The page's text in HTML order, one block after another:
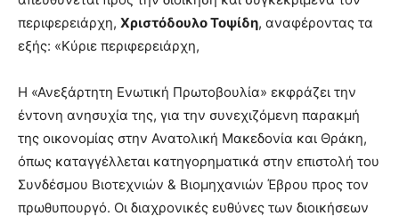
περιφερειάρχη, Χριστόδουλο Τοψίδη, αναφέροντας τα
εξής: «Κύριε περιφερειάρχη,
Η «Ανεξάρτητη Ενωτική Πρωτοβουλία» εκφράζει την
έντονη ανησυχία της, για την συνεχιζόμενη παρακμή
της οικονομίας στην Ανατολική Μακεδονία και Θράκη,
όπως καταγγέλλεται κατηγορηματικά στην επιστολή του
Συνδέσμου Βιοτεχνιών & Βιομηχανιών Έβρου προς τον
πρωθυπουργό. Οι διαχρονικές ευθύνες των διοικήσεων